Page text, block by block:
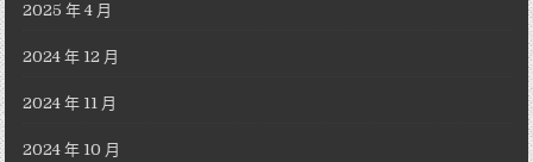
2025 年 4 月
2024 年 12 月
2024 年 11 月
2024 年 10 月